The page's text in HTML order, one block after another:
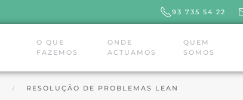
93 735 54 22
O QUE
FAZEMOS
ONDE
ACTUAMOS
QUEM
SOMOS
RESOLUÇÃO DE PROBLEMAS LEAN